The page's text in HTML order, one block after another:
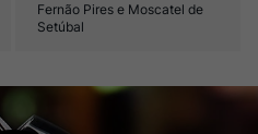
Fernão Pires e Moscatel de
Setúbal